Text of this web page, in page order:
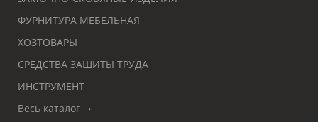
ФУРНИТУРА МЕБЕЛЬНАЯ
ХОЗТОВАРЫ
СРЕДСТВА ЗАЩИТЫ ТРУДА
ИНСТРУМЕНТ
Весь каталог ➝